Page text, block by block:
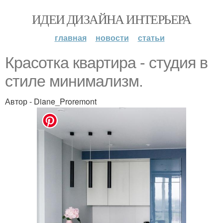
ИДЕИ ДИЗАЙНА ИНТЕРЬЕРА
главная новости статьи
Красотка квартира - студия в
стиле минимализм.
Автор - Diane_Proremont